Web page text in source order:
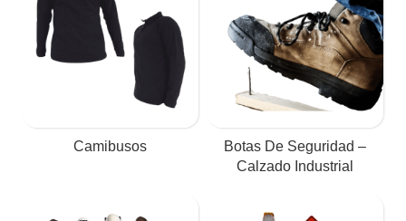
Camibusos
Botas De Seguridad –
Calzado Industrial